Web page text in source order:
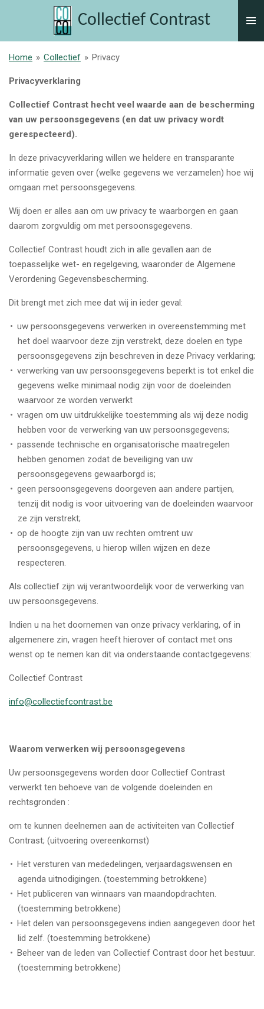
naar
de
Collectief Contrast
Home » Collectief » Privacy
Privacyverklaring
Collectief Contrast hecht veel waarde aan de bescherming
van uw persoonsgegevens (en dat uw privacy wordt
gerespecteerd).
In deze privacyverklaring willen we heldere en transparante
informatie geven over (welke gegevens we verzamelen) hoe wij
omgaan met persoonsgegevens.
Wij doen er alles aan om uw privacy te waarborgen en gaan
daarom zorgvuldig om met persoonsgegevens.
Collectief Contrast houdt zich in alle gevallen aan de
toepasselijke wet- en regelgeving, waaronder de Algemene
Verordening Gegevensbescherming.
Dit brengt met zich mee dat wij in ieder geval:
uw persoonsgegevens verwerken in overeenstemming met
het doel waarvoor deze zijn verstrekt, deze doelen en type
persoonsgegevens zijn beschreven in deze Privacy verklaring;
verwerking van uw persoonsgegevens beperkt is tot enkel die
gegevens welke minimaal nodig zijn voor de doeleinden
waarvoor ze worden verwerkt
vragen om uw uitdrukkelijke toestemming als wij deze nodig
hebben voor de verwerking van uw persoonsgegevens;
passende technische en organisatorische maatregelen
hebben genomen zodat de beveiliging van uw
persoonsgegevens gewaarborgd is;
geen persoonsgegevens doorgeven aan andere partijen,
tenzij dit nodig is voor uitvoering van de doeleinden waarvoor
ze zijn verstrekt;
op de hoogte zijn van uw rechten omtrent uw
persoonsgegevens, u hierop willen wijzen en deze
respecteren.
Als collectief zijn wij verantwoordelijk voor de verwerking van
uw persoonsgegevens.
Indien u na het doornemen van onze privacy verklaring, of in
algemenere zin, vragen heeft hierover of contact met ons
wenst op te nemen kan dit via onderstaande contactgegevens:
Collectief Contrast
info@collectiefcontrast.be
Waarom verwerken wij persoonsgegevens
Uw persoonsgegevens worden door Collectief Contrast
verwerkt ten behoeve van de volgende doeleinden en
rechtsgronden :
om te kunnen deelnemen aan de activiteiten van Collectief
Contrast; (uitvoering overeenkomst)
Het versturen van mededelingen, verjaardagswensen en
agenda uitnodigingen. (toestemming betrokkene)
Het publiceren van winnaars van maandopdrachten.
(toestemming betrokkene)
Het delen van persoonsgegevens indien aangegeven door het
lid zelf. (toestemming betrokkene)
Beheer van de leden van Collectief Contrast door het bestuur.
(toestemming betrokkene)